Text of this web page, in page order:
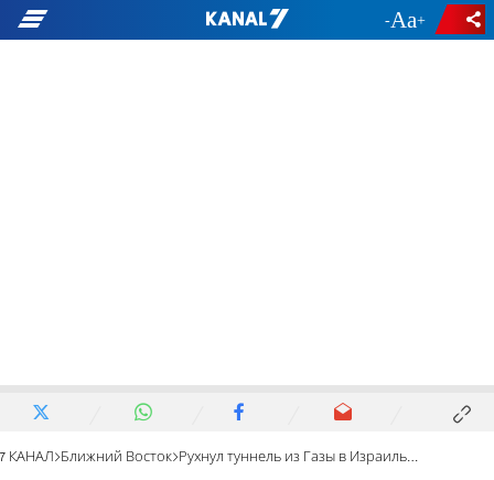
- +
7 КАНАЛ Ближний Восток Рухнул туннель из Газы в Израиль. Привалило 10 террористов